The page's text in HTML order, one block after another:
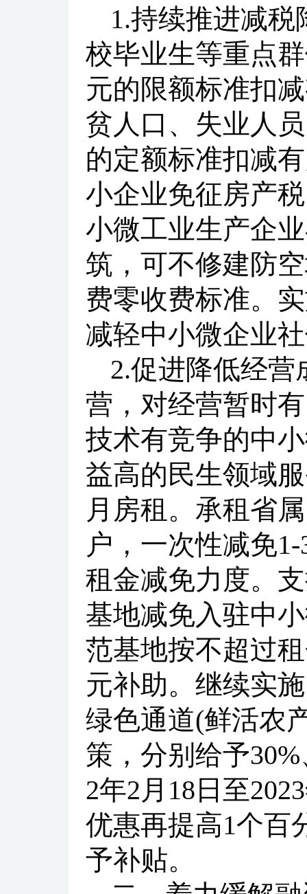
1.持续推进减
校毕业生等重点
元的限额标准扣
贫人口、失业人
的定额标准扣减
小企业免征房产
小微工业生产企
筑，可不修建防
费零收费标准。
减轻中小微企业
2.促进降低经
营，对经营暂时
技术有竞争的中
益高的民生领域
月房租。承租省
户，一次性减免
租金减免力度。
基地减免入驻中
范基地按不超过
元补助。继续实
绿色通道(鲜活农
策，分别给予
2年2月18日至
优惠再提高1个百
予补贴。